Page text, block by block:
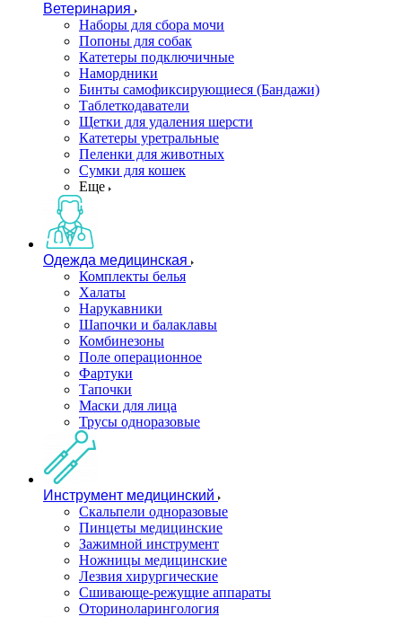
Ветеринария
Наборы для сбора мочи
Попоны для собак
Катетеры подключичные
Намордники
Бинты самофиксирующиеся (Бандажи)
Таблеткодаватели
Щетки для удаления шерсти
Катетеры уретральные
Пеленки для животных
Сумки для кошек
Еще
Одежда медицинская
Комплекты белья
Халаты
Нарукавники
Шапочки и балаклавы
Комбинезоны
Поле операционное
Фартуки
Тапочки
Маски для лица
Трусы одноразовые
Инструмент медицинский
Скальпели одноразовые
Пинцеты медицинские
Зажимной инструмент
Ножницы медицинские
Лезвия хирургические
Сшивающе-режущие аппараты
Оториноларингология